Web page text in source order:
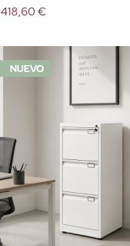
418,60 €
NUEVO